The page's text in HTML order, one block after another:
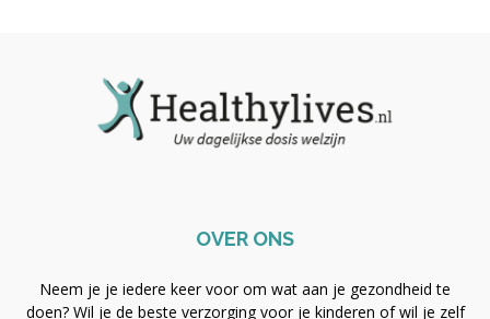
OVER ONS
Neem je je iedere keer voor om wat aan je gezondheid te
doen? Wil je de beste verzorging voor je kinderen of wil je zelf